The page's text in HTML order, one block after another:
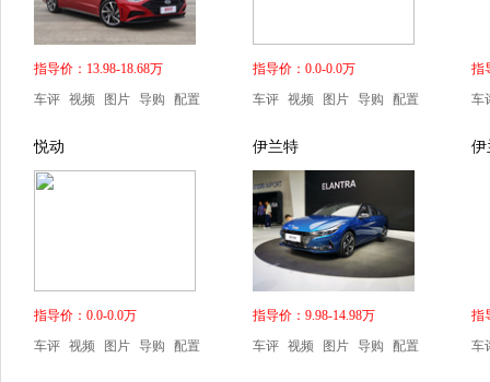
指导价：13.98-18.68万
车评 视频 图片 导购 配置
指导价：0.0-0.0万
车评 视频 图片 导购 配置
指
车
悦动
指导价：0.0-0.0万
车评 视频 图片 导购 配置
伊兰特
指导价：9.98-14.98万
车评 视频 图片 导购 配置
伊
指
车